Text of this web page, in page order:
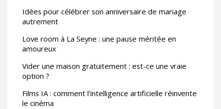
Idées pour célébrer son anniversaire de mariage
autrement
Love room à La Seyne : une pause méritée en
amoureux
Vider une maison gratuitement : est-ce une vraie
option ?
Films IA : comment l’intelligence artificielle réinvente
le cinéma